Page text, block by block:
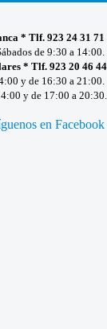
* Tlf. 923 24 31 71
de 9:30 a 14:00.
* Tlf. 923 20 46 44
y de 16:30 a 21:00.
y de 17:00 a 20:30.